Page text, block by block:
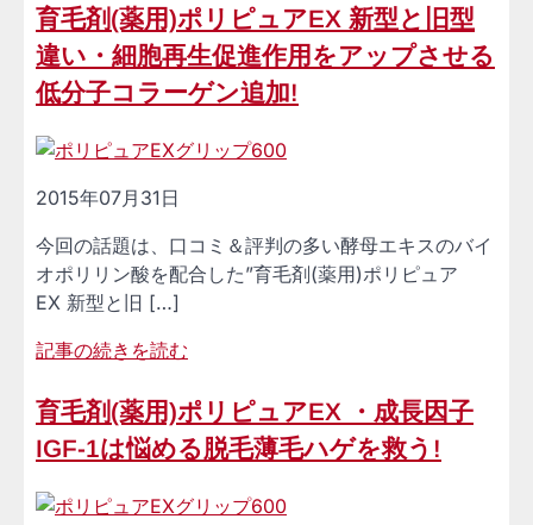
育毛剤(薬用)ポリピュアEX 新型と旧型
違い・細胞再生促進作用をアップさせる
低分子コラーゲン追加!
2015年07月31日
今回の話題は、口コミ＆評判の多い酵母エキスのバイ
オポリリン酸を配合した”育毛剤(薬用)ポリピュア
EX 新型と旧 […]
記事の続きを読む
育毛剤(薬用)ポリピュアEX ・成長因子
IGF-1は悩める脱毛薄毛ハゲを救う!